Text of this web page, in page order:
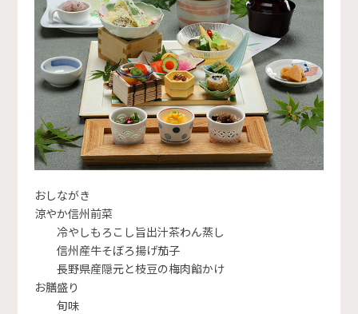
おしながき
涼やか信州前菜
冷やしもろこし旨出汁茶わん蒸し
信州産牛そぼろ揚げ茄子
長野県産隠元と枝豆の梅肉餡かけ
お膳盛り
旬味